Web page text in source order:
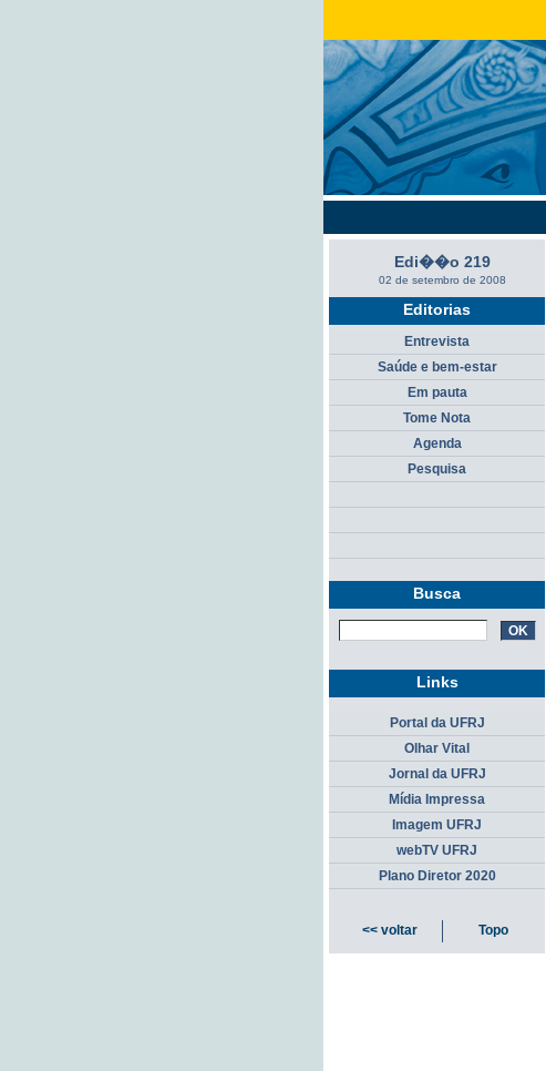
Edi��o 219
02 de setembro de 2008
Editorias
Entrevista
Saúde e bem-estar
Em pauta
Tome Nota
Agenda
Pesquisa
Busca
Links
Portal da UFRJ
Olhar Vital
Jornal da UFRJ
Mídia Impressa
Imagem UFRJ
webTV UFRJ
Plano Diretor 2020
<< voltar Topo